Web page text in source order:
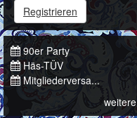
Registrieren
90er Party
Häs-TÜV
Mitgliederversa...